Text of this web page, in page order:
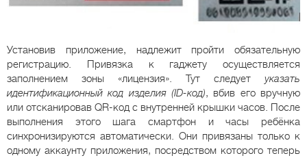
Установив приложение, надлежит пройти обязательную
регистрацию. Привязка к гаджету осуществляется
заполнением зоны «лицензия». Тут следует указать
идентификационный код изделия (ID-код), вбив его вручную
или отсканировав QR-код с внутренней крышки часов. После
выполнения этого шага смартфон и часы ребёнка
синхронизируются автоматически. Они привязаны только к
одному аккаунту приложения, посредством которого теперь